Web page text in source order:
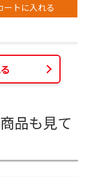
ートに入れる
品も見て